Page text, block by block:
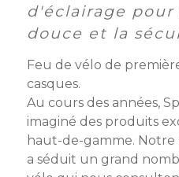
afterworks
Visites
d’entreprise
Ateliers
AEPV
Club
de
membre
Liste
des
Actualité
des
membres
institutionnels
Dispositifs
ACTUALITÉS
DE
L’AEPV
CONTACT
d'éclairage
douce et la
Feu de vélo de
casques.
Au cours des années,
imaginé des produits
haut-de-gamme.
a séduit un grand